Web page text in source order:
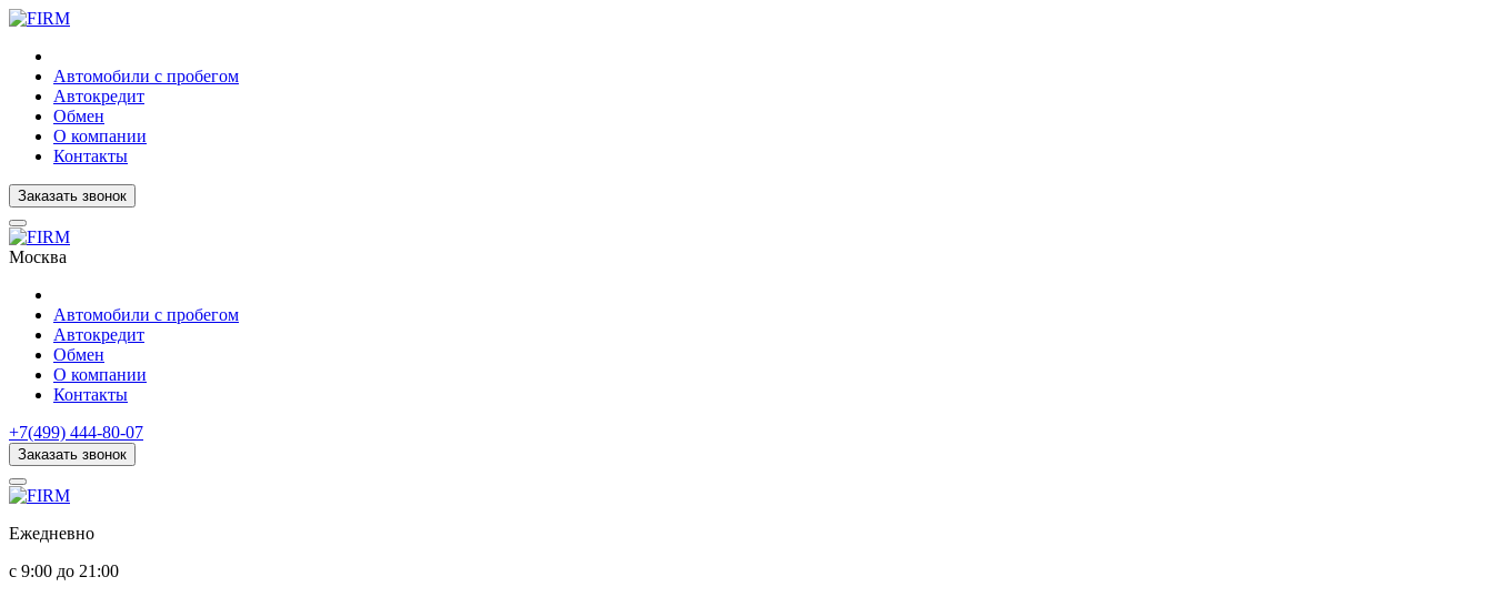
Автомобили с пробегом
Автокредит
Обмен
О компании
Контакты
Заказать звонок
Москва
Автомобили с пробегом
Автокредит
Обмен
О компании
Контакты
+7(499) 444-80-07
Заказать звонок
Ежедневно
с 9:00 до 21:00